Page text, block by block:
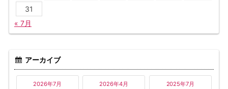
31
« 7月
アーカイブ
2026年7月 2026年4月 2025年7月